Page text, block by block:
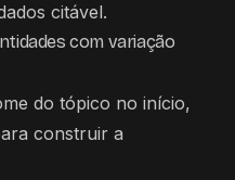
citável.
com variação
do tópico no início,
construir a